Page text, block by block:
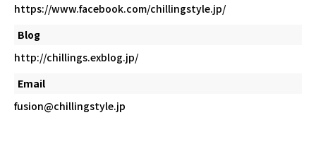
https://www.facebook.com/chillingstyle.jp/
Blog
http://chillings.exblog.jp/
Email
fusion@chillingstyle.jp